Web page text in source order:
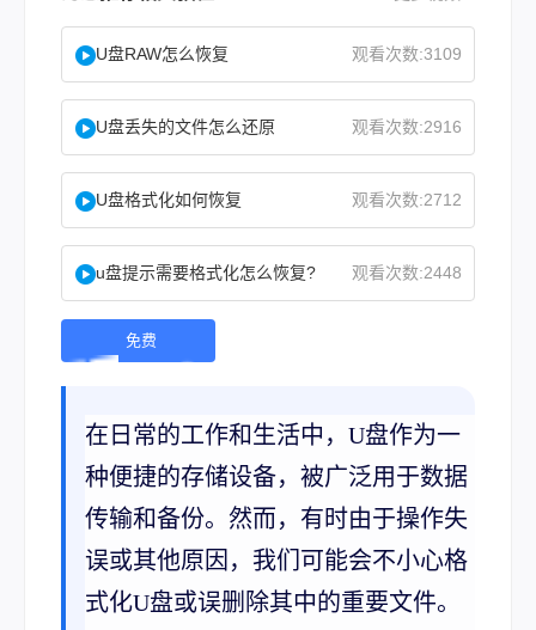
U盘RAW怎么恢复 观看次数:3109
U盘丢失的文件怎么还原 观看次数:2916
U盘格式化如何恢复 观看次数:2712
u盘提示需要格式化怎么恢复? 观看次数:2448
免费
载 |
在日常的工作和生活中，U盘作为一
种便捷的存储设备，被广泛用于数据
传输和备份。然而，有时由于操作失
误或其他原因，我们可能会不小心格
式化U盘或误删除其中的重要文件。